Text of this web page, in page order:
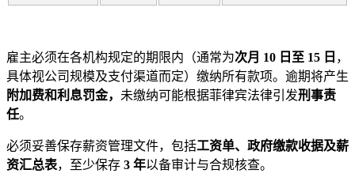
雇主必须在各机构规定的期限内（通常为次月 10 日至 15 日 ，
具体视公司规模及支付渠道而定）缴纳所有款项。逾期将产生
附加费和利息罚金， 未缴纳可能根据菲律宾法律引发刑事责
任。
必须妥善保存薪资管理文件，包括工资单、政府缴款收据及薪
资汇总表，至少保存 3 年以备审计与合规核查。